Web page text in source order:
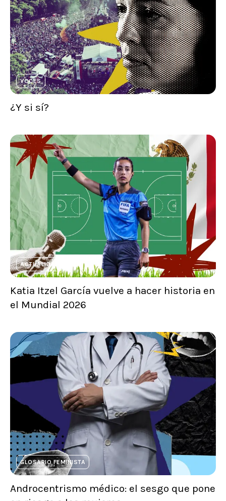
VOCES
¿Y si sí?
ACTUALIDAD
Katia Itzel García vuelve a hacer historia en
el Mundial 2026
GLOSARIO FEMINISTA
Androcentrismo médico: el sesgo que pone